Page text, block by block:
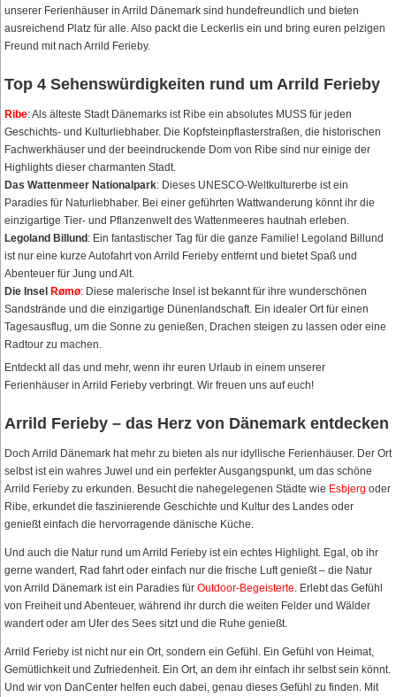
unserer Ferienhäuser in Arrild Dänemark sind hundefreundlich und bieten
ausreichend Platz für alle. Also packt die Leckerlis ein und bring euren pelzigen
Freund mit nach Arrild Ferieby.
Top 4 Sehenswürdigkeiten rund um Arrild Ferieby
Ribe: Als älteste Stadt Dänemarks ist Ribe ein absolutes MUSS für jeden
Geschichts- und Kulturliebhaber. Die Kopfsteinpflasterstraßen, die historischen
Fachwerkhäuser und der beeindruckende Dom von Ribe sind nur einige der
Highlights dieser charmanten Stadt.
Das Wattenmeer Nationalpark: Dieses UNESCO-Weltkulturerbe ist ein
Paradies für Naturliebhaber. Bei einer geführten Wattwanderung könnt ihr die
einzigartige Tier- und Pflanzenwelt des Wattenmeeres hautnah erleben.
Legoland Billund : Ein fantastischer Tag für die ganze Familie! Legoland Billund
ist nur eine kurze Autofahrt von Arrild Ferieby entfernt und bietet Spaß und
Abenteuer für Jung und Alt.
Die Insel Rømø: Diese malerische Insel ist bekannt für ihre wunderschönen
Sandstrände und die einzigartige Dünenlandschaft. Ein idealer Ort für einen
Tagesausflug, um die Sonne zu genießen, Drachen steigen zu lassen oder eine
Radtour zu machen.
Entdeckt all das und mehr, wenn ihr euren Urlaub in einem unserer
Ferienhäuser in Arrild Ferieby verbringt. Wir freuen uns auf euch!
Arrild Ferieby – das Herz von Dänemark entdecken
Doch Arrild Dänemark hat mehr zu bieten als nur idyllische Ferienhäuser. Der Ort
selbst ist ein wahres Juwel und ein perfekter Ausgangspunkt, um das schöne
Arrild Ferieby zu erkunden. Besucht die nahegelegenen Städte wie Esbjerg oder
Ribe, erkundet die faszinierende Geschichte und Kultur des Landes oder
genießt einfach die hervorragende dänische Küche.
Und auch die Natur rund um Arrild Ferieby ist ein echtes Highlight. Egal, ob ihr
gerne wandert, Rad fahrt oder einfach nur die frische Luft genießt – die Natur
von Arrild Dänemark ist ein Paradies für Outdoor-Begeisterte. Erlebt das Gefühl
von Freiheit und Abenteuer, während ihr durch die weiten Felder und Wälder
wandert oder am Ufer des Sees sitzt und die Ruhe genießt.
Arrild Ferieby ist nicht nur ein Ort, sondern ein Gefühl. Ein Gefühl von Heimat,
Gemütlichkeit und Zufriedenheit. Ein Ort, an dem ihr einfach ihr selbst sein könnt.
Und wir von DanCenter helfen euch dabei, genau dieses Gefühl zu finden. Mit